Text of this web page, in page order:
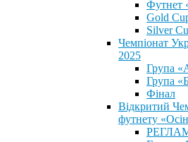
Футнет
Gold
Silver
Чемпіонат
2025
Група
Група
Фінал
Відкритий
футнету